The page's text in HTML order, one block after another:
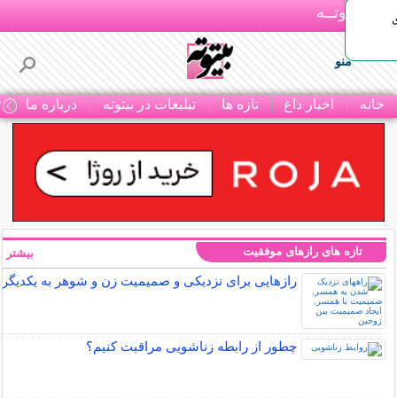
بـیتوتــه
منو
خانه اخبار داغ تازه ها تبلیغات در بیتوته درباره ما
تازه های رازهای موفقیت
رازهایی برای نزدیکی و صمیمیت زن و شوهر به یکدیگر
چطور از رابطه زناشویی مراقبت کنیم؟
بیشتر